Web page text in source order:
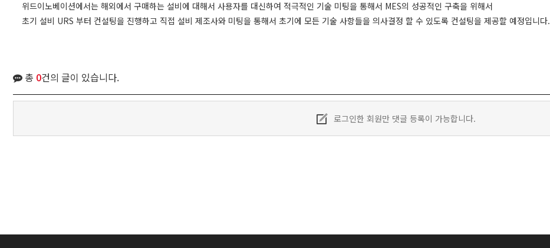
위드이노베이션에서는 해외에서 구매하는 설비에 대해서 사용자를 대신하여 적극적인 기술 미팅을 통해서 MES의 성공적인 구축을 위해서
초기 설비 URS 부터 컨설팅을 진행하고 직접 설비 제조사와 미팅을 통해서 초기에 모든 기술 사항들을 의사결정 할 수 있도록 컨설팅을 제공할 예정입니다.
총 0건의 글이 있습니다.
로그인한 회원만 댓글 등록이 가능합니다.